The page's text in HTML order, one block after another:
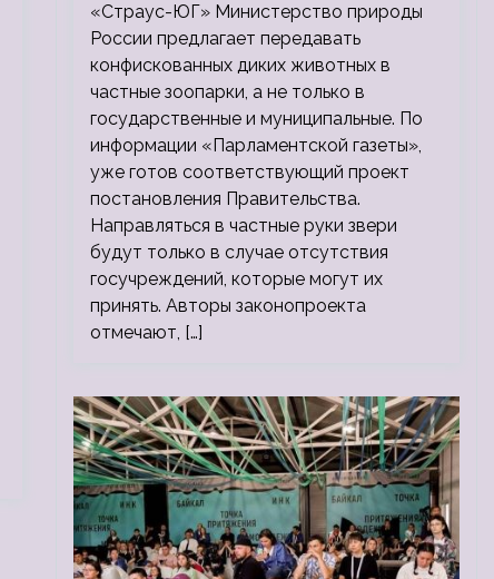
«Страус-ЮГ» Министерство природы
России предлагает передавать
конфискованных диких животных в
частные зоопарки, а не только в
государственные и муниципальные. По
информации «Парламентской газеты»,
уже готов соответствующий проект
постановления Правительства.
Направляться в частные руки звери
будут только в случае отсутствия
госучреждений, которые могут их
принять. Авторы законопроекта
отмечают, […]